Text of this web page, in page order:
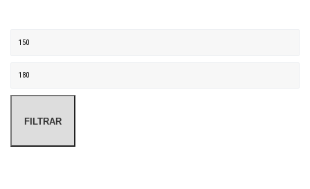
Preço máximo
FILTRAR